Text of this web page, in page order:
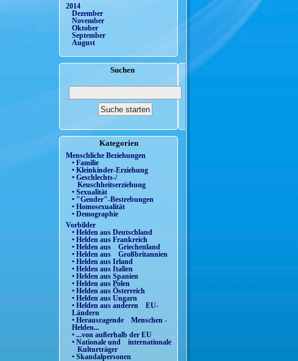
2014
Dezember
November
Oktober
September
August
Suchen
Kategorien
Menschliche Beziehungen
• Familie
• Kleinkinder-Erziehung
• Geschlechts-/
Keuschheitserziehung
• Sexualität
• "Gender"-Bestrebungen
• Homosexualität
• Demographie
Vorbilder
• Helden aus Deutschland
• Helden aus Frankreich
• Helden aus Griechenland
• Helden aus Großbritannien
• Helden aus Irland
• Helden aus Italien
• Helden aus Spanien
• Helden aus Polen
• Helden aus Österreich
• Helden aus Ungarn
• Helden aus anderen EU-
Ländern
• Herausragende Menschen -
Helden...
• ...von außerhalb der EU
• Nationale und internationale
Kulturträger
• Skandalpersonen